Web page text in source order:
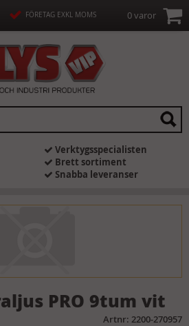
0 varor
FÖRETAG EXKL MOMS
Verktygsspecialisten
Brett sortiment
Snabba leveranser
PRO 9tum vit
Artnr: 2200-270957